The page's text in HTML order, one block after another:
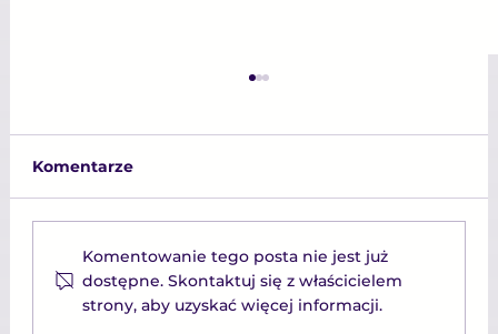
Komentarze
Komentowanie tego posta nie jest już
dostępne. Skontaktuj się z właścicielem
strony, aby uzyskać więcej informacji.